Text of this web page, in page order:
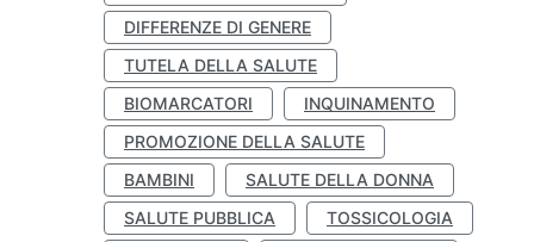
DIFFERENZE DI GENERE
TUTELA DELLA SALUTE
BIOMARCATORI
INQUINAMENTO
PROMOZIONE DELLA SALUTE
BAMBINI
SALUTE DELLA DONNA
SALUTE PUBBLICA
TOSSICOLOGIA